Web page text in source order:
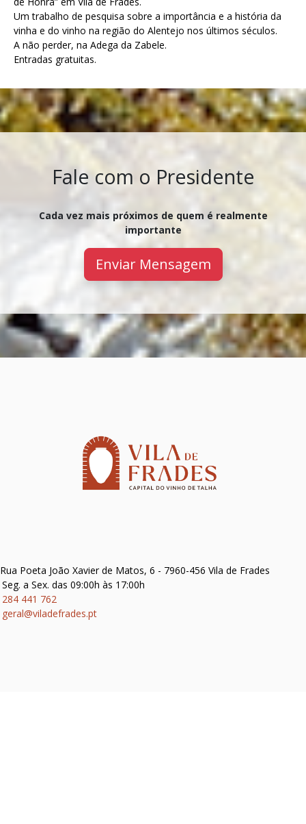
Um trabalho de pesquisa sobre a importância e a história da
vinha e do vinho na região do Alentejo nos últimos séculos.
A não perder, na Adega da Zabele.
Entradas gratuitas.
Fale com o Presidente
Cada vez mais próximos de quem é realmente
importante
Enviar Mensagem
Poeta João Xavier de Matos, 6 - 7960-456 Vila de Frades
Seg. a Sex. das 09:00h às 17:00h
284 441 762
geral@viladefrades.pt